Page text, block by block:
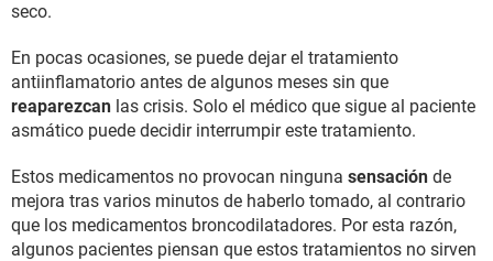
seco.
En pocas ocasiones, se puede dejar el tratamiento
antiinflamatorio antes de algunos meses sin que
reaparezcan las crisis. Solo el médico que sigue al paciente
asmático puede decidir interrumpir este tratamiento.
Estos medicamentos no provocan ninguna sensación de
mejora tras varios minutos de haberlo tomado, al contrario
que los medicamentos broncodilatadores. Por esta razón,
algunos pacientes piensan que estos tratamientos no sirven